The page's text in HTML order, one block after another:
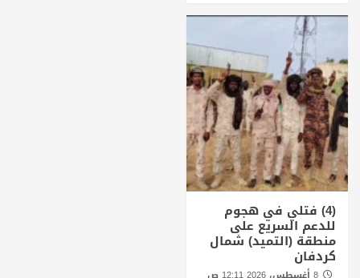
(4) فتلي في هجوم
للدعم السريع على
منطقة (التميد) شمال
كردفان